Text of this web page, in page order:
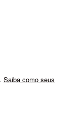
Saiba como seus